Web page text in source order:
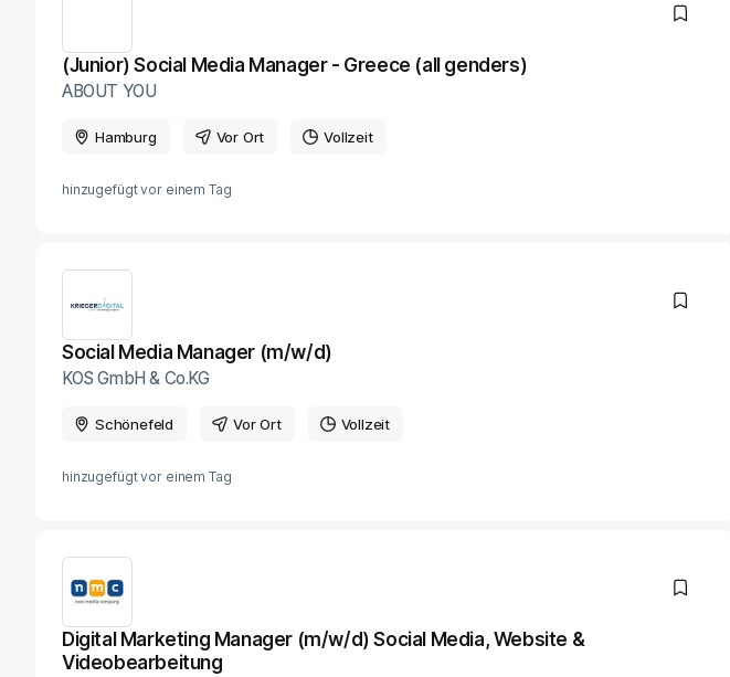
(Junior) Social Media Manager - Greece (all genders)
ABOUT YOU
Hamburg Vor Ort Vollzeit
hinzugefügt vor einem Tag
Social Media Manager (m/w/d)
KOS GmbH & Co.KG
Schönefeld Vor Ort Vollzeit
hinzugefügt vor einem Tag
Digital Marketing Manager (m/w/d) Social Media, Website &
Videobearbeitung